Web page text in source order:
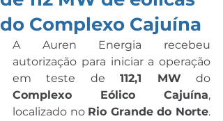
do Complexo Cajuína
A Auren Energia recebeu
autorização para iniciar a operação
em teste de 112,1 MW
Complexo Eólico Cajuína,
localizado no Rio Grande do Norte.